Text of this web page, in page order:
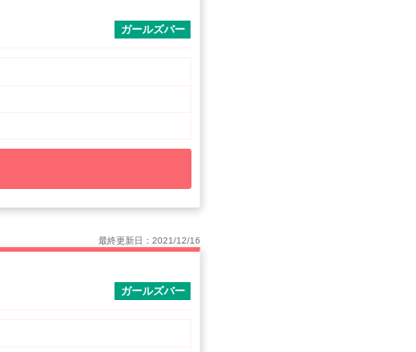
ガールズバー
最終更新日：2021/12/16
ガールズバー